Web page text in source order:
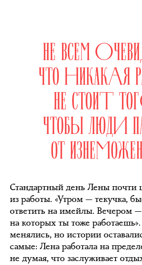
НЕ ВСЕМ
ЧТО НИКАКАЯ
НЕ СТОИТ
ЧТОБЫ ЛЮДИ
ОТ
Стандартный день Лены почти
из работы. «Утром — текучка,
ответить на имейлы. Вечером
на которых ты тоже
менялись, но истории
самые: Лена работала на
не думая, что заслуживает